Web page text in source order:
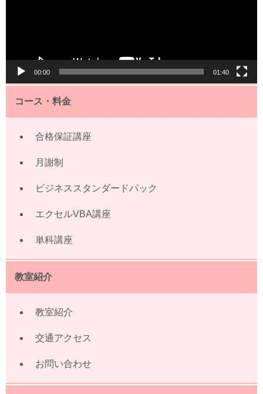
00:00 01:40
コース・料金
合格保証講座
月謝制
ビジネススタンダードパック
エクセルVBA講座
単科講座
教室紹介
教室紹介
交通アクセス
お問い合わせ